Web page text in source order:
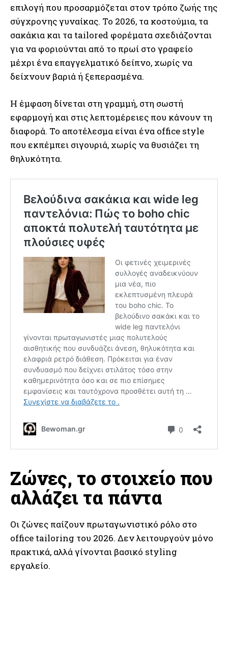
επιλογή που προσαρμόζεται στον τρόπο ζωής της
σύγχρονης γυναίκας. Το 2026, τα κοστούμια, τα
σακάκια και τα tailored φορέματα σχεδιάζονται
για να φοριούνται από το πρωί στο γραφείο
μέχρι ένα επαγγελματικό δείπνο, χωρίς να
δείχνουν βαριά ή ξεπερασμένα.
Η έμφαση δίνεται στη γραμμή, στη σωστή
εφαρμογή και στις λεπτομέρειες που κάνουν τη
διαφορά. Το αποτέλεσμα είναι ένα office style
που εκπέμπει σιγουριά, χωρίς να θυσιάζει τη
θηλυκότητα.
Ζώνες, το στοιχείο που
αλλάζει τα πάντα
Οι ζώνες παίζουν πρωταγωνιστικό ρόλο στο
office tailoring του 2026. Δεν λειτουργούν μόνο
πρακτικά, αλλά γίνονται βασικό styling
εργαλείο.